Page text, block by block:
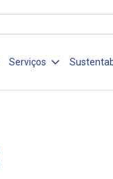
Serviços